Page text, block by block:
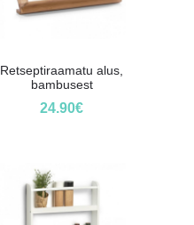
Retseptiraamatu alus,
bambusest
24.90€